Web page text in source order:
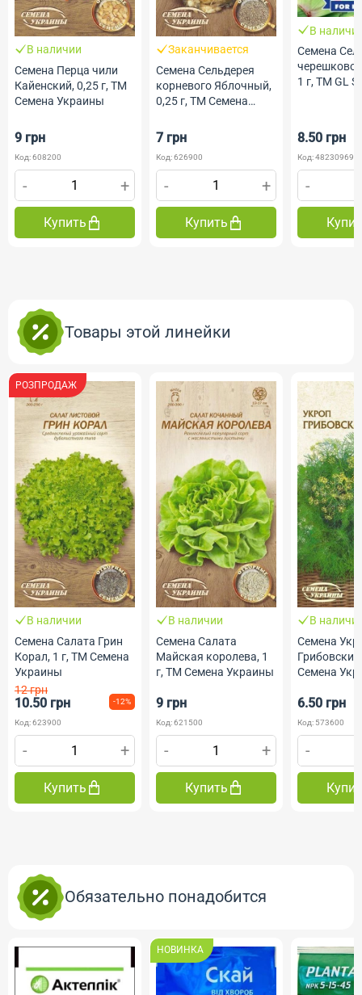
В наличии
Семена Перца чили
Кайенский, 0,25 г, ТМ
Семена Украины
9 грн
Код: 608200
- +
Купить
Заканчивается
Семена Сельдерея
корневого Яблочный,
0,25 г, ТМ Семена
7 грн
Код: 626900
- +
Купить
В
Семена
1 г, ТМ GL
8.50 грн
Код:
-
Товары этой линейки
РОЗПРОДАЖ
В наличии
Семена Салата Грин
Корал, 1 г, ТМ Семена
Украины
12 грн
10.50 грн -12%
Код: 623900
- +
Купить
В наличии
Семена Салата
Майская королева, 1
г, ТМ Семена Украины
9 грн
Код: 621500
- +
Купить
В
Семена
Семена
6.50 грн
Код: 573600
-
Обязательно понадобится
НОВИНКА